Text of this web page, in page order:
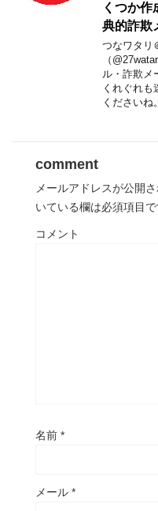
くつか
典的詐欺
つなワタリ
（
ル・詐欺メ
くれぐれも
ください
comment
メールアドレスが公開
いている欄は必須項目で
コメント
名前 *
メール *